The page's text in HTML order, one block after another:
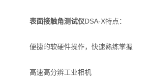
表面接触角测试仪DSA-X特点：
便捷的软硬件操作，快速熟练掌握
高速高分辨工业相机